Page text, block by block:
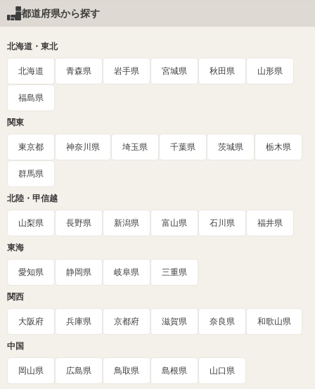
都道府県から探す
北海道・東北
北海道 青森県 岩手県 宮城県 秋田県 山形県
福島県
関東
東京都 神奈川県 埼玉県 千葉県 茨城県 栃木県
群馬県
北陸・甲信越
山梨県 長野県 新潟県 富山県 石川県 福井県
東海
愛知県 静岡県 岐阜県 三重県
関西
大阪府 兵庫県 京都府 滋賀県 奈良県 和歌山県
中国
岡山県 広島県 鳥取県 島根県 山口県